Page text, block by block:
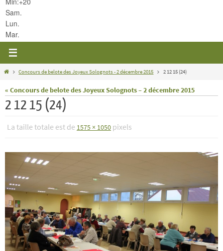
Sam.
Lun.
Mar.
HomeConcours de belote des Joyeux Solognots - 2 décembre 2015 2 12 15 (24)
« Concours de belote des Joyeux Solognots – 2 décembre 2015
2 12 15 (24)
La taille totale est de 1575 × 1050 pixels